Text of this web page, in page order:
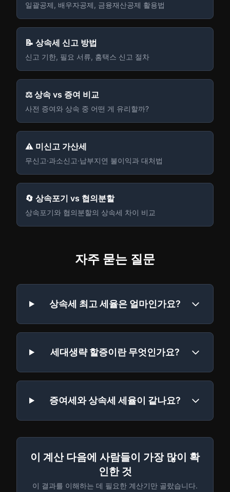
일괄공제, 배우자공제, 금융재산공제 활용법
📝 상속세 신고 방법
신고 기한, 필요 서류, 홈택스 신고 절차
⚖️ 상속 vs 증여 비교
사전 증여와 상속 중 어떤 게 유리할까?
⚠️ 미신고 가산세
무신고·과소신고·납부지연 불이익과 대처법
🔄 상속포기 vs 협의분할
상속포기와 협의분할의 상속세 차이 비교
자주 묻는 질문
상속세 최고 세율은 얼마인가요?
세대생략 할증이란 무엇인가요?
증여세와 상속세 세율이 같나요?
이 계산 다음에 사람들이 가장 많이 확
인한 것
이 결과를 이해하는 데 필요한 계산기만 골랐습니다.